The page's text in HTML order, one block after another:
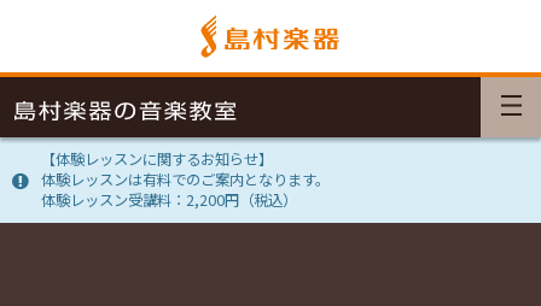
【体験レッスンに関するお知らせ】
体験レッスンは有料でのご案内となります。
体験レッスン受講料：2,200円（税込）